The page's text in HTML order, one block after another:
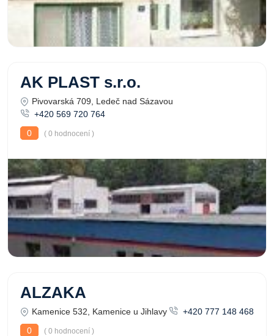
AK PLAST s.r.o.
Pivovarská 709, Ledeč nad Sázavou
+420 569 720 764
0
( 0 hodnocení )
ALZAKA
Kamenice 532, Kamenice u Jihlavy
+420 777 148 468
0
( 0 hodnocení )